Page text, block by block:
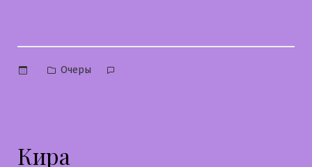
Опубликовано
Очеры
Кира